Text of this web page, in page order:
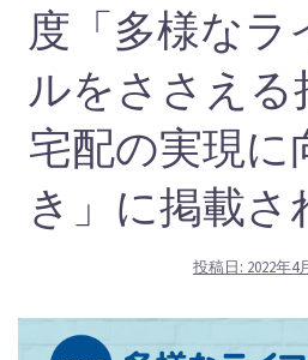
度「多様なラ
ルをささえる
宅配の実現に
き」に掲載さ
投稿日: 2022年4